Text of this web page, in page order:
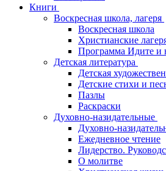
Книги
Воскресная школа, лагеря
Воскресная школа
Христианские
Программа Идите и
Детская литература
Детская
Детские стихи и
Пазлы
Раскраски
Духовно-назидательные
Духовно-
Ежедневное чтение
Лидерство.
О молитве